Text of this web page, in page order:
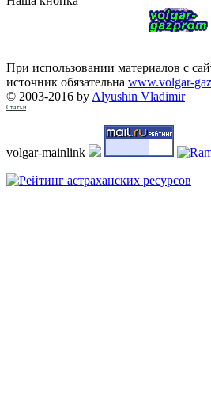
При использовании материалов с
источник обязательна www.volgar-
© 2003-2016 by Alyushin Vladimir
Статьи
volgar-mainlink